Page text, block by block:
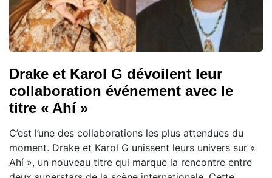
Drake et Karol G dévoilent leur
collaboration événement avec le
titre « Ahí »
C’est l’une des collaborations les plus attendues du
moment. Drake et Karol G unissent leurs univers sur «
Ahí », un nouveau titre qui marque la rencontre entre